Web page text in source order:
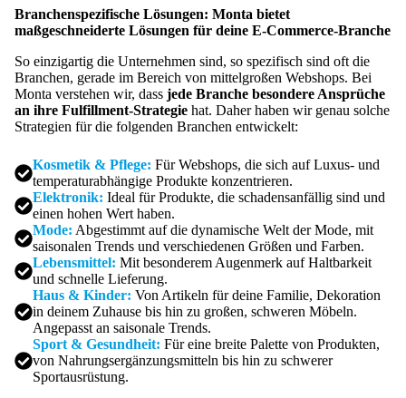
Branchenspezifische Lösungen: Monta bietet
maßgeschneiderte Lösungen für deine E-Commerce-Branche
So einzigartig die Unternehmen sind, so spezifisch sind oft die
Branchen, gerade im Bereich von mittelgroßen Webshops. Bei
Monta verstehen wir, dass jede Branche besondere Ansprüche
an ihre Fulfillment-Strategie hat. Daher haben wir genau solche
Strategien für die folgenden Branchen entwickelt:
Kosmetik & Pflege: Für Webshops, die sich auf Luxus- und
temperaturabhängige Produkte konzentrieren.
Elektronik: Ideal für Produkte, die schadensanfällig sind und
einen hohen Wert haben.
Mode: Abgestimmt auf die dynamische Welt der Mode, mit
saisonalen Trends und verschiedenen Größen und Farben.
Lebensmittel: Mit besonderem Augenmerk auf Haltbarkeit
und schnelle Lieferung.
Haus & Kinder: Von Artikeln für deine Familie, Dekoration
in deinem Zuhause bis hin zu großen, schweren Möbeln.
Angepasst an saisonale Trends.
Sport & Gesundheit: Für eine breite Palette von Produkten,
von Nahrungsergänzungsmitteln bis hin zu schwerer
Sportausrüstung.